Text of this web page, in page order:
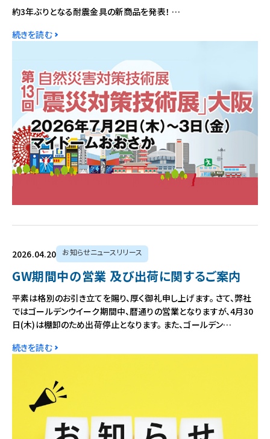
約3年ぶりとなる耐震金具の新商品を発表！ …
続きを読む
2026.04.20 お知らせニュースリリース
GW期間中の営業 及び出荷に関するご案内
平素は格別のお引き立てを賜り、厚く御礼申し上げます。 さて、弊社
ではゴールデンウイーク期間中、暦通りの営業となりますが、4月30
日(木)は棚卸のため出荷停止となります。 また、ゴールデン…
続きを読む